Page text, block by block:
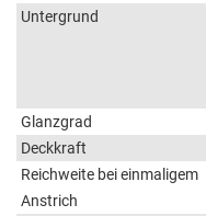
Untergrund
Glanzgrad
Deckkraft
Reichweite bei einmaligem
Anstrich